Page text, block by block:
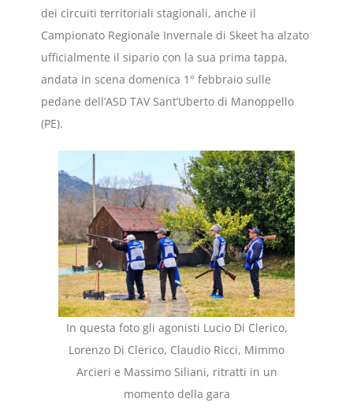
dei circuiti territoriali stagionali, anche il
Campionato Regionale Invernale di Skeet ha alzato
ufficialmente il sipario con la sua prima tappa,
andata in scena domenica 1° febbraio sulle
pedane dell’ASD TAV Sant’Uberto di Manoppello
(PE).
In questa foto gli agonisti Lucio Di Clerico,
Lorenzo Di Clerico, Claudio Ricci, Mimmo
Arcieri e Massimo Siliani, ritratti in un
momento della gara